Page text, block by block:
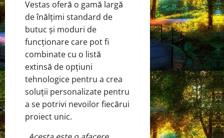
Vestas oferă o gamă largă
de înălțimi standard de
butuc și moduri de
funcționare care pot fi
combinate cu o listă
extinsă de opțiuni
tehnologice pentru a crea
soluții personalizate pentru
a se potrivi nevoilor fiecărui
proiect unic.